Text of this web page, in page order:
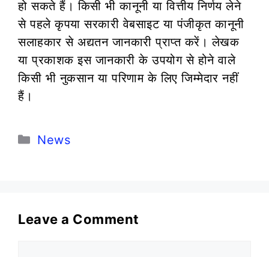
हो सकते हैं। किसी भी कानूनी या वित्तीय निर्णय लेने
से पहले कृपया सरकारी वेबसाइट या पंजीकृत कानूनी
सलाहकार से अद्यतन जानकारी प्राप्त करें। लेखक
या प्रकाशक इस जानकारी के उपयोग से होने वाले
किसी भी नुकसान या परिणाम के लिए जिम्मेदार नहीं
हैं।
Categories
News
Leave a Comment